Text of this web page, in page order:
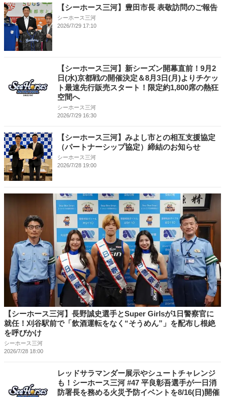
【シーホース三河】豊田市長 表敬訪問のご報告
シーホース三河
2026/7/29 17:10
【シーホース三河】新シーズン開幕直前！9月2
日(水)京都戦の開催決定＆8月3日(月)よりチケッ
ト最速先行販売スタート！限定約1,800席の熱狂
空間へ
シーホース三河
2026/7/29 16:30
【シーホース三河】みよし市との相互支援協定
（パートナーシップ協定）締結のお知らせ
シーホース三河
2026/7/28 19:00
【シーホース三河】長野誠史選手とSuper Girlsが1日警察官に
就任！刈谷駅前で「飲酒運転をなく“そうめん”」を配布し根絶
を呼びかけ
シーホース三河
2026/7/28 18:00
レッドサラマンダー展示やシュートチャレンジ
も！シーホース三河 #47 平良彰吾選手が一日消
防署長を務める火災予防イベントを8/16(日)開催